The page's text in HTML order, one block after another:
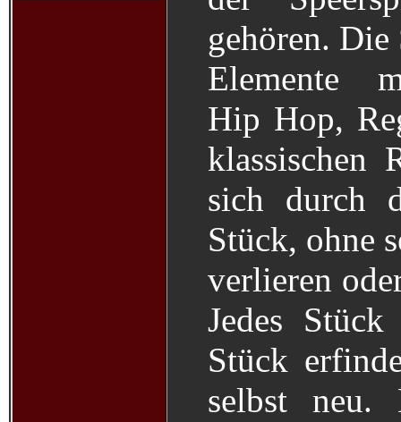
gehören.
Elemente
Hip Hop,
klassischen
sich durch
Stück, ohne
verlieren
Jedes
Stück
selbst neu.